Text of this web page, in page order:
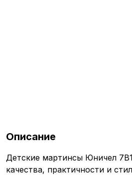
Описание
Детские мартинсы Юничел
качества, практичности и